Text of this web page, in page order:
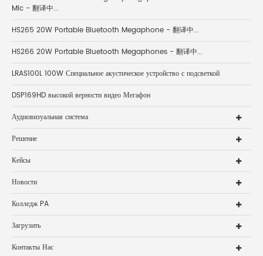
Mic - 翻译中...
HS265 20W Portable Bluetooth Megaphone - 翻译中...
HS266 20W Portable Bluetooth Megaphones - 翻译中...
LRAS100L 100W Специальное акустическое устройство с подсветкой
DSP169HD высокой верности видео Мегафон
Аудиовизуальная система
Решение
Кейсы
Новости
Колледж PA
Загрузить
Контакты Нас